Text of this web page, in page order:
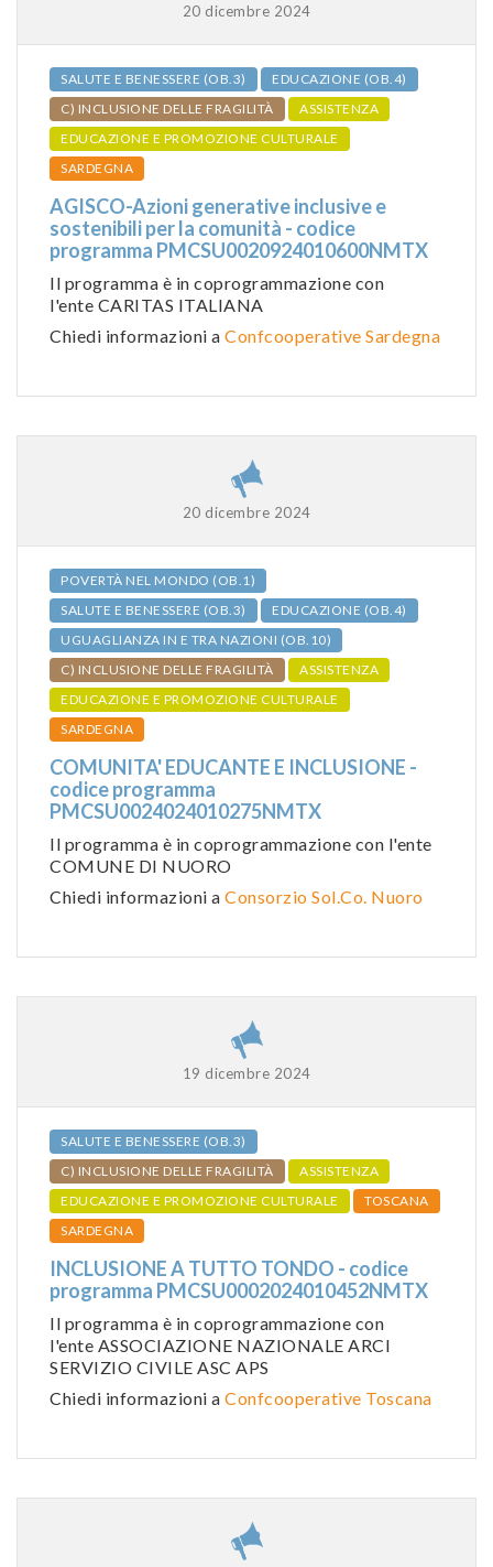
20 dicembre 2024
SALUTE E BENESSERE (OB.3)
EDUCAZIONE (OB.4)
C) INCLUSIONE DELLE FRAGILITÀ
ASSISTENZA
EDUCAZIONE E PROMOZIONE CULTURALE
SARDEGNA
AGISCO-Azioni generative inclusive e
sostenibili per la comunità - codice
programma PMCSU0020924010600NMTX
Il programma è in coprogrammazione con
l'ente CARITAS ITALIANA
Chiedi informazioni a Confcooperative Sardegna
20 dicembre 2024
POVERTÀ NEL MONDO (OB.1)
SALUTE E BENESSERE (OB.3)
EDUCAZIONE (OB.4)
UGUAGLIANZA IN E TRA NAZIONI (OB.10)
C) INCLUSIONE DELLE FRAGILITÀ
ASSISTENZA
EDUCAZIONE E PROMOZIONE CULTURALE
SARDEGNA
COMUNITA' EDUCANTE E INCLUSIONE -
codice programma
PMCSU0024024010275NMTX
Il programma è in coprogrammazione con l'ente
COMUNE DI NUORO
Chiedi informazioni a Consorzio Sol.Co. Nuoro
19 dicembre 2024
SALUTE E BENESSERE (OB.3)
C) INCLUSIONE DELLE FRAGILITÀ
ASSISTENZA
EDUCAZIONE E PROMOZIONE CULTURALE
TOSCANA
SARDEGNA
INCLUSIONE A TUTTO TONDO - codice
programma PMCSU0002024010452NMTX
Il programma è in coprogrammazione con
l'ente ASSOCIAZIONE NAZIONALE ARCI
SERVIZIO CIVILE ASC APS
Chiedi informazioni a Confcooperative Toscana